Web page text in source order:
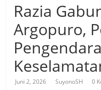
Razia
Argopuro,
Juni 2, 2026 SuyonoSH 0